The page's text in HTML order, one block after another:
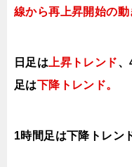
線から再上昇開始の
日足は 上昇トレンド、
足は下降トレンド。
1時間足は下降トレン